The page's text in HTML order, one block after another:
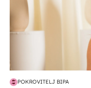
POKROVITELJ BIPA